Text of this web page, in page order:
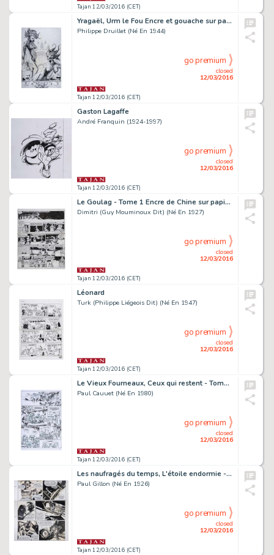
Tajan 12/03/2016 (CET)
Yragaël, Urm le Fou Encre et gouache sur papier pour la double planche 20-21 de cet album publié...
Philippe Druillet (Né En 1944)
Tajan 12/03/2016 (CET)
closed
12/03/2016
go premium
Gaston Lagaffe
André Franquin (1924-1997)
Tajan 12/03/2016 (CET)
closed
12/03/2016
go premium
Le Goulag - Tome 1 Encre de Chine sur papier pour la planche 1 du tome 1 de cet album...
Dimitri (Guy Mouminoux Dit) (Né En 1927)
Tajan 12/03/2016 (CET)
closed
12/03/2016
go premium
Léonard
Turk (Philippe Liégeois Dit) (Né En 1947)
Tajan 12/03/2016 (CET)
closed
12/03/2016
go premium
Le Vieux Fourneaux, Ceux qui restent - Tome 1
Paul Cauuet (Né En 1980)
Tajan 12/03/2016 (CET)
closed
12/03/2016
go premium
Les naufragés du temps, L'étoile endormie - Tome 1
Paul Gillon (Né En 1926)
Tajan 12/03/2016 (CET)
closed
12/03/2016
go premium